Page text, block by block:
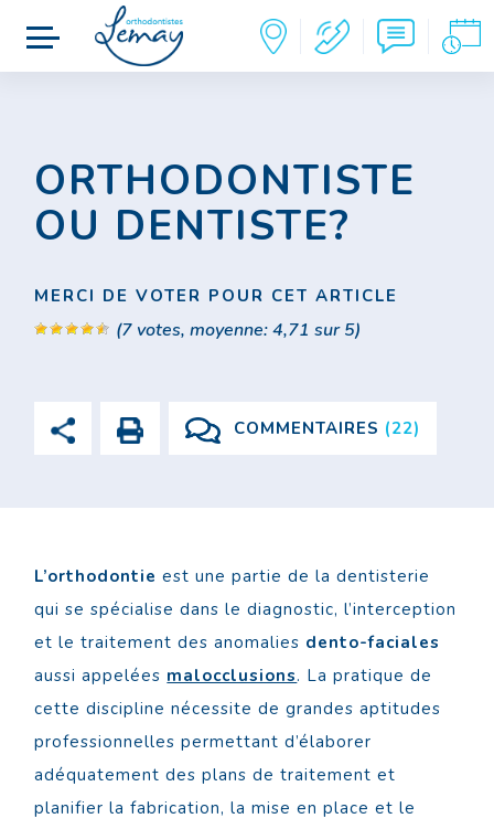
ORTHODONTISTE
OU DENTISTE?
MERCI DE VOTER POUR CET ARTICLE
(7 votes, moyenne:4,71 sur 5)
COMMENTAIRES (22)
L’orthodontie est une partie de la dentisterie
qui se spécialise dans le diagnostic, l’interception
et le traitement des anomalies dento-faciales
aussi appelées malocclusions. La pratique de
cette discipline nécessite de grandes aptitudes
professionnelles permettant d’élaborer
adéquatement des plans de traitement et
planifier la fabrication, la mise en place et le